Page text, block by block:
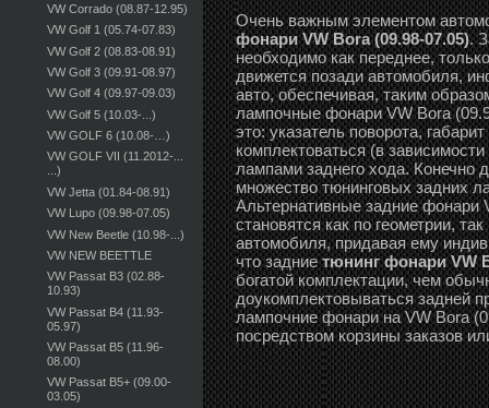
VW Corrado (08.87-12.95)
VW Golf 1 (05.74-07.83)
VW Golf 2 (08.83-08.91)
VW Golf 3 (09.91-08.97)
VW Golf 4 (09.97-09.03)
VW Golf 5 (10.03-...)
VW GOLF 6 (10.08-…)
VW GOLF VII (11.2012-...
...)
VW Jetta (01.84-08.91)
VW Lupo (09.98-07.05)
VW New Beetle (10.98-...)
VW NEW BEETTLE
VW Passat B3 (02.88-
10.93)
VW Passat B4 (11.93-
05.97)
VW Passat B5 (11.96-
08.00)
VW Passat B5+ (09.00-
03.05)
Очень важным элементом
фонари VW Bora (09.98-07.05).
необходимо как переднее,
движется позади автомобиля,
авто, обеспечивая, таким
лампочные фонари VW Bora
это: указатель поворота,
комплектоваться (в
лампами заднего хода. Конечно
множество тюнинговых задних
Альтернативные задние фонари
становятся как по геометрии,
автомобиля, придавая ему
что задниетюнинг фонари VW
богатой комплектации, чем
доукомплектовываться задней
лампочние фонари на VW Bora
посредством корзины заказов